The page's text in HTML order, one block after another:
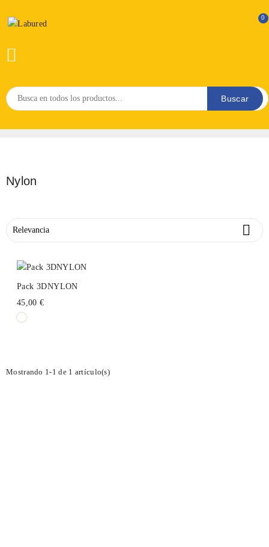
0

Buscar
Nylon
Relevancia 
Pack 3DNYLON
45,00 €
Mostrando 1-1 de 1 artículo(s)